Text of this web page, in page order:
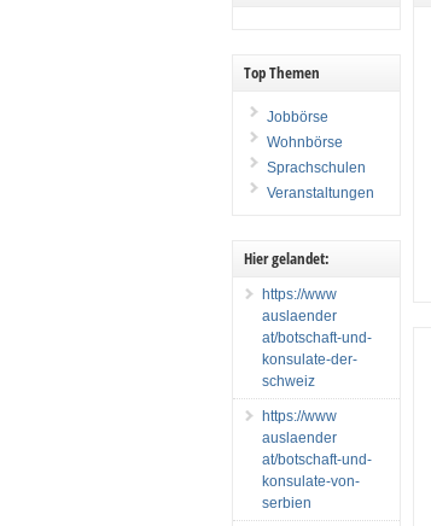
Top Themen
Jobbörse
Wohnbörse
Sprachschulen
Veranstaltungen
Hier gelandet:
https://www
auslaender
at/botschaft-und-
konsulate-der-
schweiz
https://www
auslaender
at/botschaft-und-
konsulate-von-
serbien